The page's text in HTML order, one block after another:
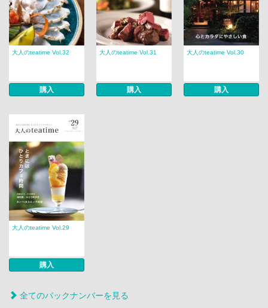
大人のteatime Vol.32
購入
大人のteatime Vol.31
購入
大人のteatime Vol.30
購入
大人のteatime Vol.29
購入
全てのバックナンバーを見る